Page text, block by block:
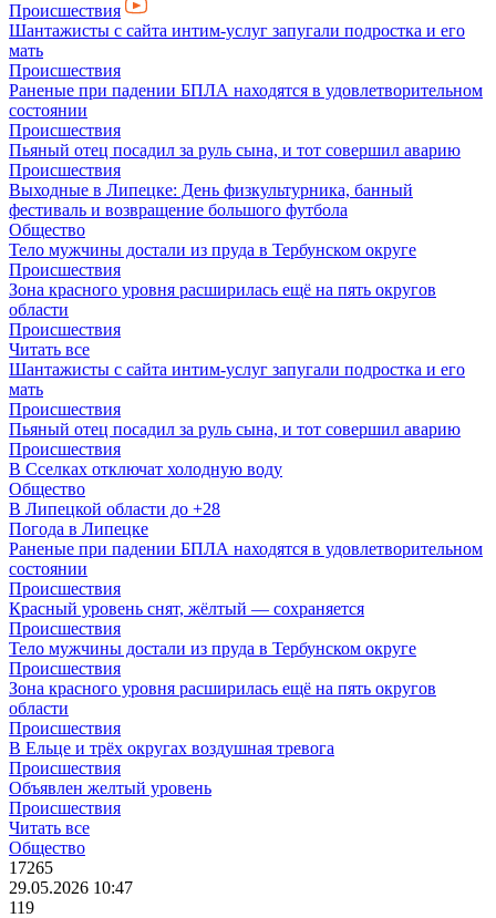
Происшествия
Шантажисты с сайта интим-услуг запугали подростка и его
мать
Происшествия
Раненые при падении БПЛА находятся в удовлетворительном
состоянии
Происшествия
Пьяный отец посадил за руль сына, и тот совершил аварию
Происшествия
Выходные в Липецке: День физкультурника, банный
фестиваль и возвращение большого футбола
Общество
Тело мужчины достали из пруда в Тербунском округе
Происшествия
Зона красного уровня расширилась ещё на пять округов
области
Происшествия
Читать все
Шантажисты с сайта интим-услуг запугали подростка и его
мать
Происшествия
Пьяный отец посадил за руль сына, и тот совершил аварию
Происшествия
В Сселках отключат холодную воду
Общество
В Липецкой области до +28
Погода в Липецке
Раненые при падении БПЛА находятся в удовлетворительном
состоянии
Происшествия
Красный уровень снят, жёлтый — сохраняется
Происшествия
Тело мужчины достали из пруда в Тербунском округе
Происшествия
Зона красного уровня расширилась ещё на пять округов
области
Происшествия
В Ельце и трёх округах воздушная тревога
Происшествия
Объявлен желтый уровень
Происшествия
Читать все
Общество
17265
29.05.2026 10:47
119